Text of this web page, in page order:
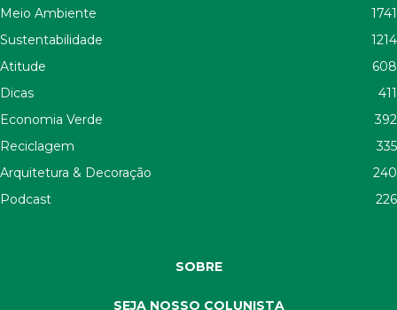
Meio Ambiente
1741
Sustentabilidade
1214
Atitude
608
Dicas
411
Economia Verde
392
Reciclagem
335
Arquitetura & Decoração
240
Podcast
226
SOBRE
SEJA NOSSO COLUNISTA